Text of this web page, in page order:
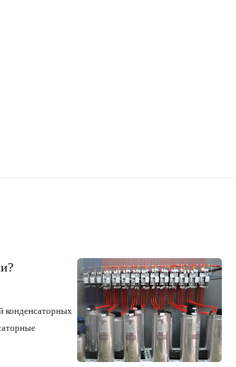
конденсаторных